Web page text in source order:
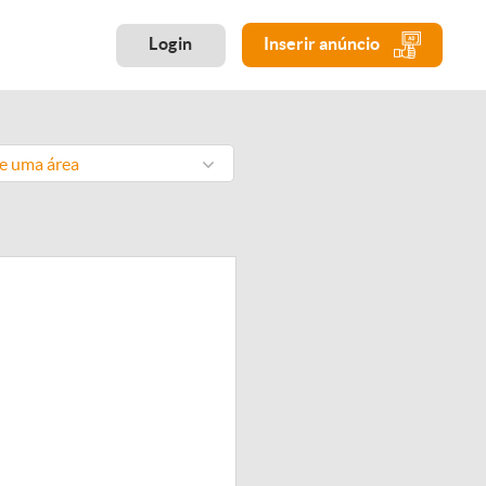
Login Inserir anúncio
uma área